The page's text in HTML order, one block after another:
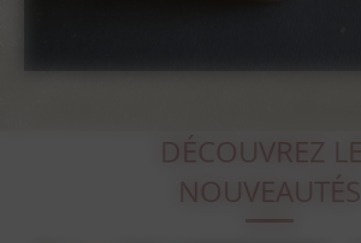
DÉCOUVREZ LES
NOUVEAUTÉS